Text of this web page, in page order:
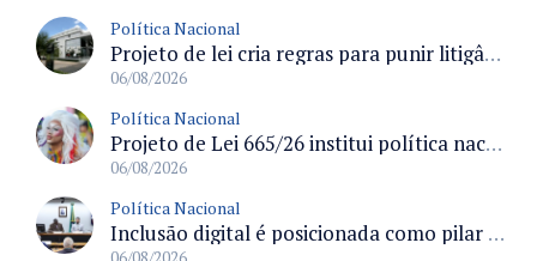
Política Nacional
Projeto de lei cria regras para punir litigância abusiva reversa e integrar sistemas do Judiciário
06/08/2026
Política Nacional
Projeto de Lei 665/26 institui política nacional para prevenção ao transfeminicídio e prevê medidas de proteção e reparação
06/08/2026
Política Nacional
Inclusão digital é posicionada como pilar essencial da reurbanização de favelas e periferias